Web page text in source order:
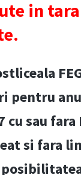
in
pentru
cu sau fara
si fara